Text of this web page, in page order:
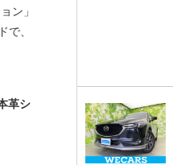
ン」
で、
革シ